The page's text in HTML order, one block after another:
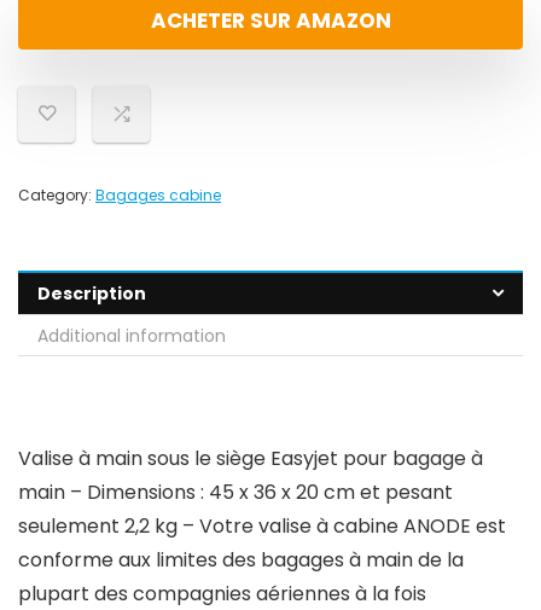
ACHETER SUR AMAZON
Category: Bagages cabine
Description
Additional information
Valise à main sous le siège Easyjet pour bagage à
main – Dimensions : 45 x 36 x 20 cm et pesant
seulement 2,2 kg – Votre valise à cabine ANODE est
conforme aux limites des bagages à main de la
plupart des compagnies aériennes à la fois